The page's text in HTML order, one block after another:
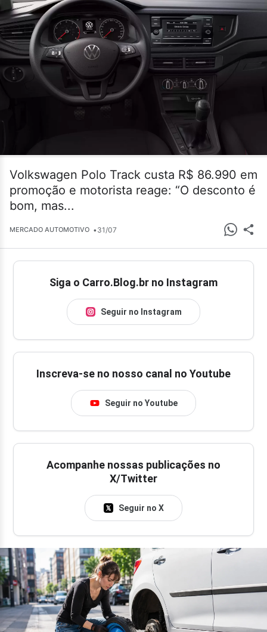
Volkswagen Polo Track custa R$ 86.990 em
promoção e motorista reage: “O desconto é
bom, mas...
MERCADO AUTOMOTIVO •31/07
Siga o Carro.Blog.br no Instagram
Seguir no Instagram
Inscreva-se no nosso canal no Youtube
Seguir no Youtube
Acompanhe nossas publicações no
X/Twitter
Seguir no X